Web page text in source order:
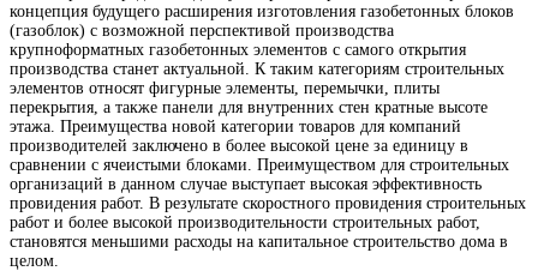
концепция будущего расширения изготовления газобетонных блоков
(газоблок) с возможной перспективой производства
крупноформатных газобетонных элементов с самого открытия
производства станет актуальной. К таким категориям строительных
элементов относят фигурные элементы, перемычки, плиты
перекрытия, а также панели для внутренних стен кратные высоте
этажа. Преимущества новой категории товаров для компаний
производителей заключено в более высокой цене за единицу в
сравнении с ячеистыми блоками. Преимуществом для строительных
организаций в данном случае выступает высокая эффективность
провидения работ. В результате скоростного провидения строительных
работ и более высокой производительности строительных работ,
становятся меньшими расходы на капитальное строительство дома в
целом.